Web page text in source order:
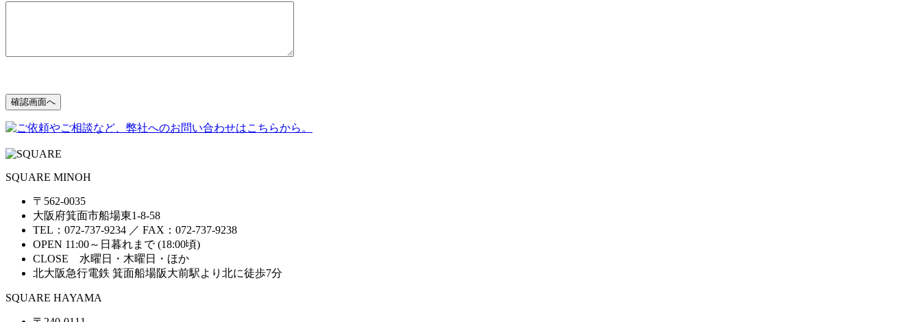
SQUARE MINOH
〒562-0035
大阪府箕面市船場東1-8-58
TEL：072-737-9234 ／ FAX：072-737-9238
OPEN 11:00～日暮れまで (18:00頃)
CLOSE 水曜日・木曜日・ほか
北大阪急行電鉄 箕面船場阪大前駅より北に徒歩7分
SQUARE HAYAMA